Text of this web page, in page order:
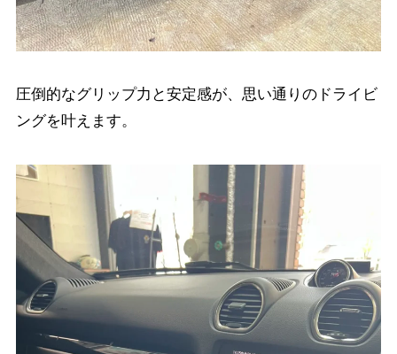
圧倒的なグリップ力と安定感が、思い通りのドライビ
ングを叶えます。